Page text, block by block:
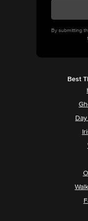
By submitting
Best